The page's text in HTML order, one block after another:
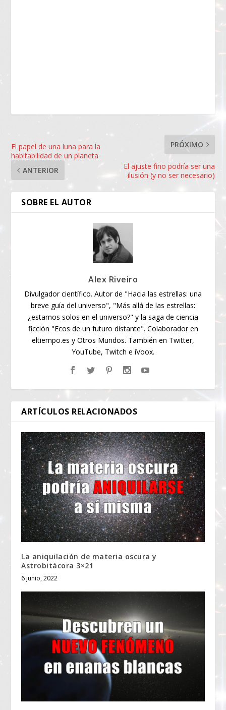
El papel de una luna para la
habitabilidad de un planeta
ANTERIOR
PRÓXIMO
El ajuste fino podría ser una
ilusión (y no ser necesario)
SOBRE EL AUTOR
Alex Riveiro
Divulgador científico. Autor de "Hacia las estrellas: una
breve guía del universo", "Más allá de las estrellas:
¿estamos solos en el universo?" y la saga de ciencia
ficción "Ecos de un futuro distante". Colaborador en
eltiempo.es y Otros Mundos. También en Twitter,
YouTube, Twitch e iVoox.
ARTÍCULOS RELACIONADOS
La aniquilación de materia oscura y
Astrobitácora 3×21
6 junio, 2022